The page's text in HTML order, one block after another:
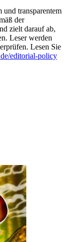
transparentem
der
zielt darauf ab,
Leser werden
Lesen Sie
editorial-policy